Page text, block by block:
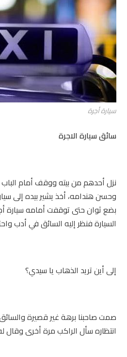
سيارة أجرة
سائق سيارة الاجرة
نزل أحدهم من بيته ووقف أمام
وحسن هندامه، أخذ يشير بيده إلى
بضع ثوان حتى توقفت أمامه سيارة
السيارة فنظر إليه السائق في أدب
إلى أين تريد الذهاب يا سيدي؟
صمت صاحبنا برهة غير قصيرة
انتظاره سأل الراكب مرة أخرى وقال